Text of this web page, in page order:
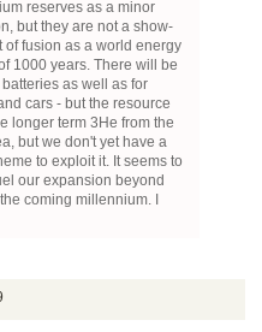
reserves as a minor
but they are not a show-
fusion as a world energy
1000 years. There will be
as well as for
cars - but the resource
longer term 3He from the
but we don't yet have a
to exploit it. It seems to
our expansion beyond
coming millennium. I